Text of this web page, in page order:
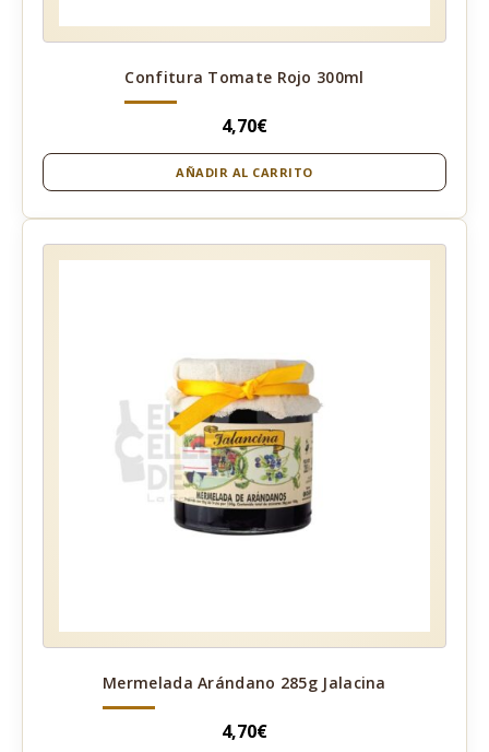
Confitura Tomate Rojo 300ml
4,70€
AÑADIR AL CARRITO
Mermelada Arándano 285g Jalacina
4,70€